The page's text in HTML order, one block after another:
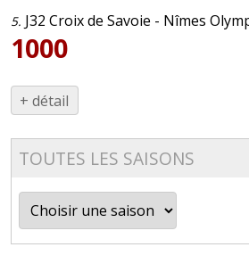
5. J32 Croix de Savoie - Nîmes
1000
+ détail
TOUTES LES SAISONS